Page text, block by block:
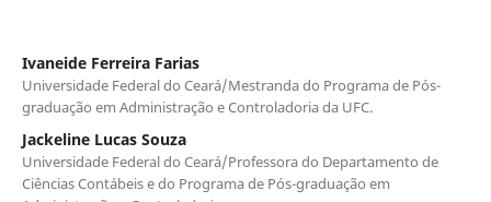
Ivaneide Ferreira Farias
Universidade Federal do Ceará/Mestranda do Programa de Pós-
graduação em Administração e Controladoria da UFC.
Jackeline Lucas Souza
Universidade Federal do Ceará/Professora do Departamento de
Ciências Contábeis e do Programa de Pós-graduação em